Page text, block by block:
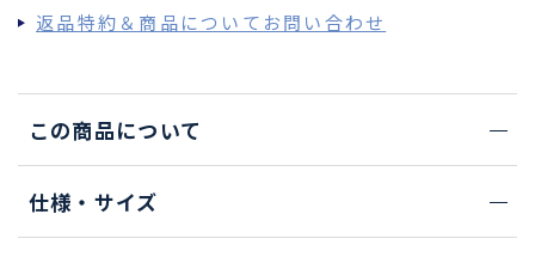
返品特約＆商品についてお問い合わせ
この商品について
仕様・サイズ